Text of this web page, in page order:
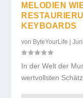
MELODIEN
KEYBOARDS
von ByteYourLife |
In der Welt der
wertvollsten